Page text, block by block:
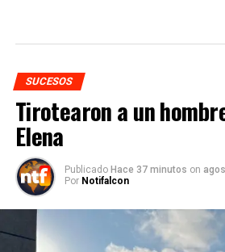
SUCESOS
Tirotearon a un
Elena
Publicado Hace 37 minutos on
Por Notifalcon